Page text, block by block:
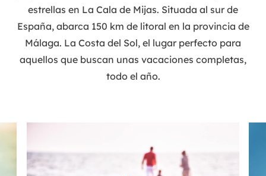
estrellas en La Cala de Mijas. Situada al sur de
España, abarca 150 km de litoral en la provincia de
Málaga. La Costa del Sol, el lugar perfecto para
aquellos que buscan unas vacaciones completas,
todo el año.